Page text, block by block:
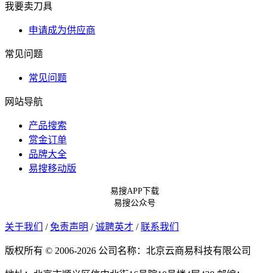
我要卖刀具
申请成为供应商
常见问题
常见问题
网站导航
产品搜索
赏金订单
品牌大全
易搜移动版
易搜APP下载
易搜公众号
关于我们 / 免责声明 / 诚聘英才 / 联系我们
版权所有 © 2006-2026 公司名称：北京云商易科技有限公司